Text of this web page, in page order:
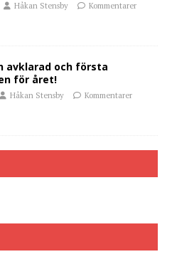
Håkan Stensby
Kommentarer
avklarad och första
för året!
Håkan Stensby
Kommentarer